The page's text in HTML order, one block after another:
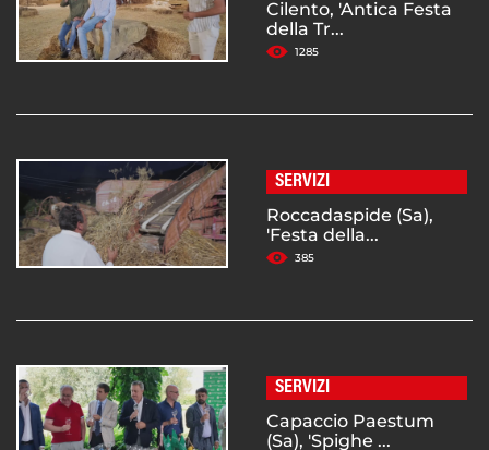
Cilento, 'Antica Festa
della Tr...
1285
SERVIZI
Roccadaspide (Sa),
'Festa della...
385
SERVIZI
Capaccio Paestum
(Sa), 'Spighe ...